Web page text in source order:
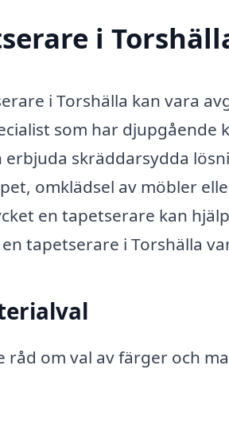
i
i Torshälla kan vara
som har
skräddarsydda
omklädsel av möbler
en tapetserare kan
tapetserare i Torshälla
om val av färger och